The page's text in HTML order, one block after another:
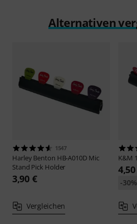
Alternativen
1547
Harley Benton HB-A010D Mic
Stand Pick Holder
3,90 €
Vergleichen
K&M
-30%